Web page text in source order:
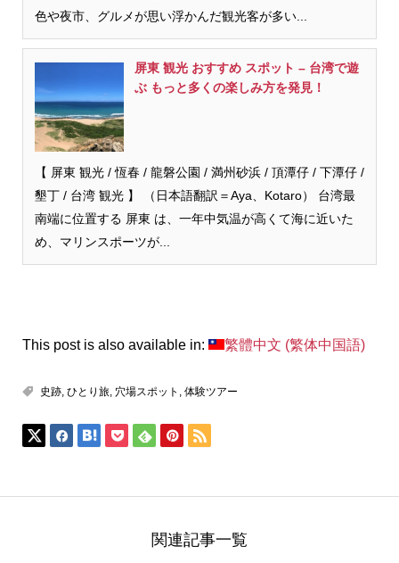
色や夜市、グルメが思い浮かんだ観光客が多い...
屏東 観光 おすすめ スポット – 台湾で遊
ぶ もっと多くの楽しみ方を発見！
【 屏東 観光 / 恆春 / 龍磐公園 / 満州砂浜 / 頂潭仔 / 下潭仔 /
墾丁 / 台湾 観光 】 （日本語翻訳＝Aya、Kotaro） 台湾最
南端に位置する 屏東 は、一年中気温が高くて海に近いた
め、マリンスポーツが...
This post is also available in: 繁體中文 (繁体中国語)
史跡, ひとり旅, 穴場スポット , 体験ツアー
関連記事一覧